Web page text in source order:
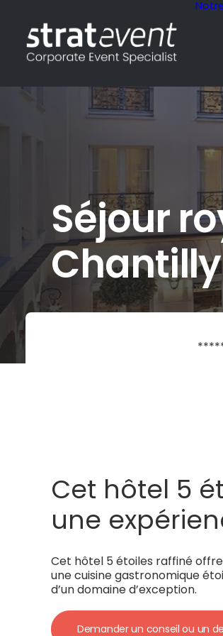
Séjour
Chantilly
Cet hôtel 5
une
un spa, une
cadre
Cet hôtel 5 étoiles raffiné
une cuisine gastronomique
d’un domaine d’exception.
Demander un conseil ou un